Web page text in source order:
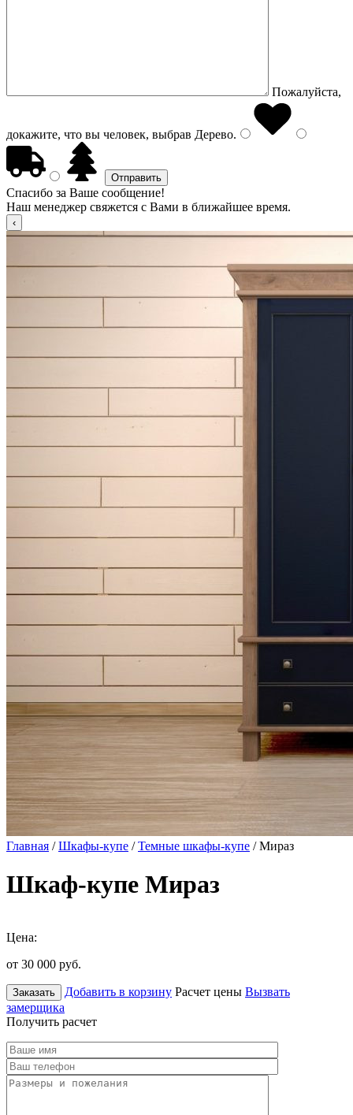
Пожалуйста,
докажите, что вы человек, выбрав Дерево.
Спасибо за Ваше сообщение!
Наш менеджер свяжется с Вами в ближайшее время.
Главная /Шкафы-купе /Темные шкафы-купе / Мираз
Шкаф-купе Мираз
Цена:
от 30 000 руб.
Заказать Добавить в корзину Расчет цены Вызвать
замерщика
Получить расчет